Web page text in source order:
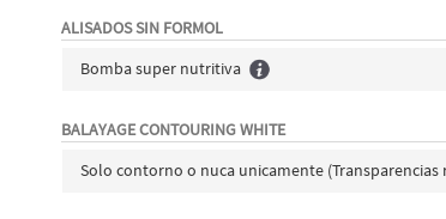
ALISADOS SIN FORMOL
Bomba super nutritiva
BALAYAGE CONTOURING WHITE
Solo contorno o nuca unicamente (Transparencias